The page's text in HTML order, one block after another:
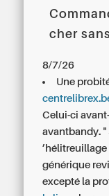
cher
8/7/26
Une
Celui-ci
avantbandy.
générique
excepté la